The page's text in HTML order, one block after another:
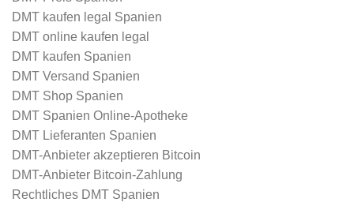
DMT kaufen legal Spanien
DMT online kaufen legal
DMT kaufen Spanien
DMT Versand Spanien
DMT Shop Spanien
DMT Spanien Online-Apotheke
DMT Lieferanten Spanien
DMT-Anbieter akzeptieren Bitcoin
DMT-Anbieter Bitcoin-Zahlung
Rechtliches DMT Spanien